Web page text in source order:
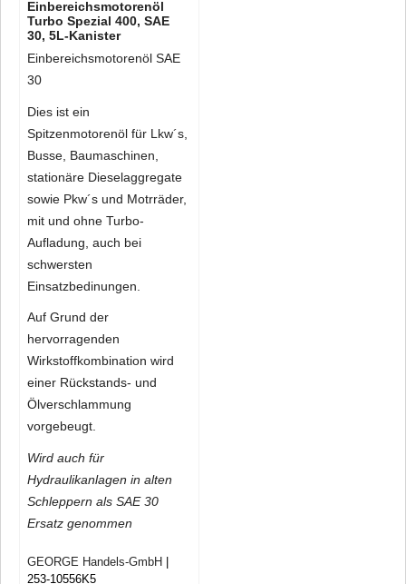
Einbereichsmotorenöl
Turbo Spezial 400, SAE
30, 5L-Kanister
Einbereichsmotorenöl SAE
30
Dies ist ein
Spitzenmotorenöl für Lkw´s,
Busse, Baumaschinen,
stationäre Dieselaggregate
sowie Pkw´s und Motrräder,
mit und ohne Turbo-
Aufladung, auch bei
schwersten
Einsatzbedinungen.
Auf Grund der
hervorragenden
Wirkstoffkombination wird
einer Rückstands- und
Ölverschlammung
vorgebeugt.
Wird auch für
Hydraulikanlagen in alten
Schleppern als SAE 30
Ersatz genommen
GEORGE Handels-GmbH
253-10556K5